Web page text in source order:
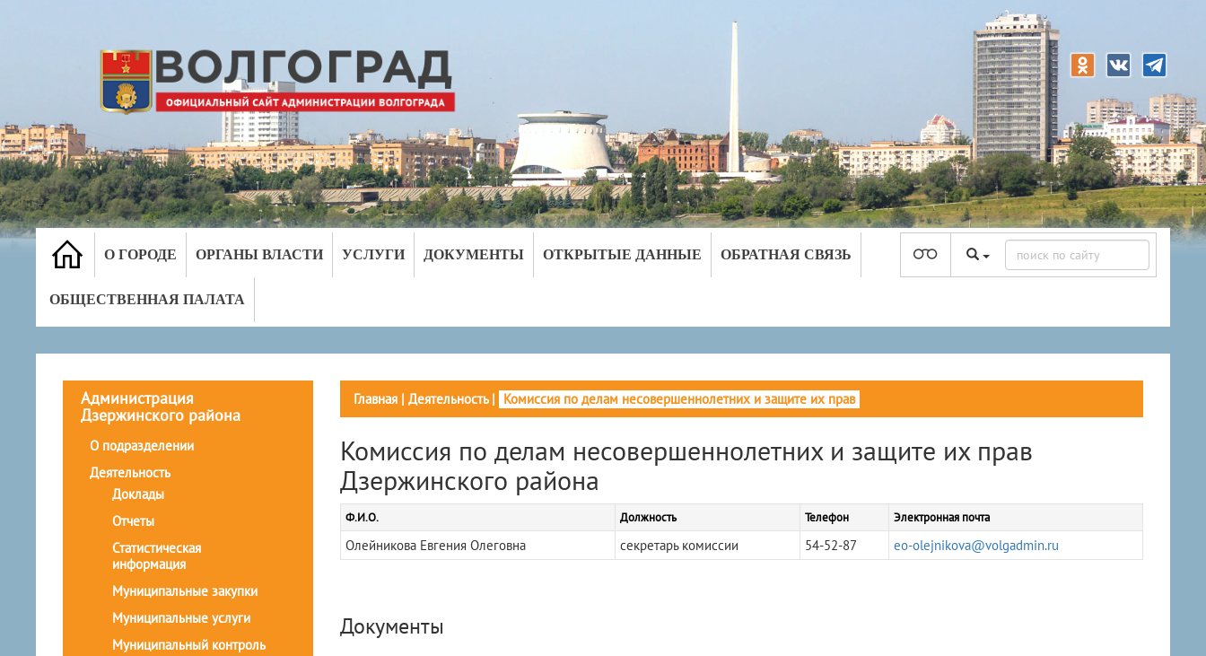
О ГОРОДЕ ОРГАНЫ ВЛАСТИ УСЛУГИ ДОКУМЕНТЫ ОТКРЫТЫЕ ДАННЫЕ ОБРАТНАЯ СВЯЗЬ
ОБЩЕСТВЕННАЯ ПАЛАТА
Администрация
Дзержинского района
О подразделении
Деятельность
Доклады
Отчеты
Статистическая
информация
Муниципальные закупки
Муниципальные услуги
Муниципальный контроль
Главная| Деятельность| Комиссия по делам несовершеннолетних и защите их прав
Комиссия по делам несовершеннолетних и защите их прав
Дзержинского района
Ф.И.О. Должность Телефон Электронная почта
Олейникова Евгения Олеговна секретарь комиссии 54-52-87 eo-olejnikova@volgadmin.ru
Документы